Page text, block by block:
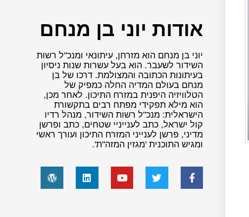
אודות יוני בן מנחם
יוני בן מנחם הוא מזרחן, עיתונאי ומנכ"ל רשות
השידור לשעבר. הוא בעל עשרות שנות ניסיון
בעיתונות הכתובה והמצולמת. דרכו של בן
מנחם בעולם המדיה החלה כמפיק של
הטלוויזיה היפנית במזרח התיכון. לאחר מכן,
הוא מילא תפקידי מפתח רבים בתקשורת
הישראלית: מנכ"ל רשות השידור, מנהל רדיו
קול ישראל, כתב לענייניי שטחים, כתב ופרשן
מדיני, פרשן לענייני המזרח התיכון ועורך ראשי
ומגיש התוכנית 'מגזין המזה"ת'.